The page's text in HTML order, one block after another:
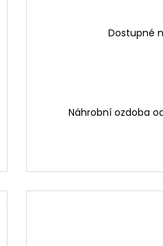
Dostupné
Náhrobní ozdoba